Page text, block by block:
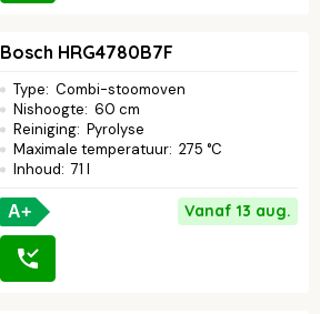
Bosch HRG4780B7F
Type: Combi-stoomoven
Nishoogte: 60 cm
Reiniging: Pyrolyse
Maximale temperatuur: 275 °C
Inhoud: 71 l
A+ Vanaf 13 aug.